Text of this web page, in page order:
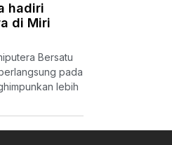
hadiri
di Miri
Bersatu
pada
lebih